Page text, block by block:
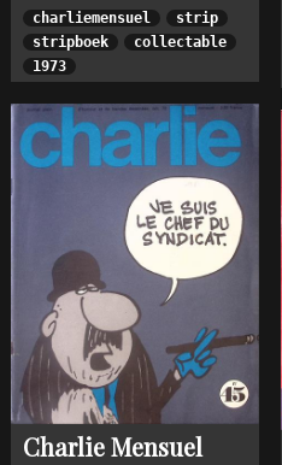
charliemensuel
strip
stripboek
collectable
1973
Charlie Mensuel